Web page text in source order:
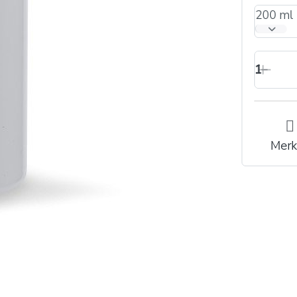
200 ml
1